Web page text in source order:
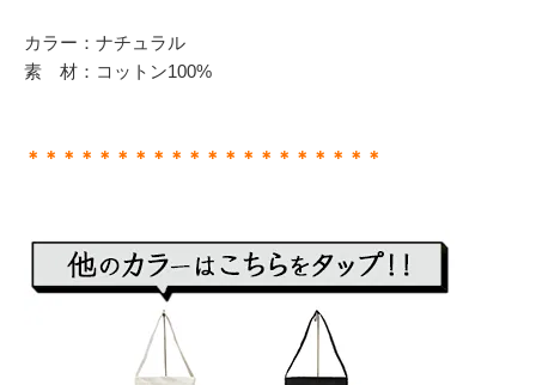
カラー：ナチュラル
素 材：コットン100%
＊＊＊＊＊＊＊＊＊＊＊＊＊＊＊＊＊＊＊＊